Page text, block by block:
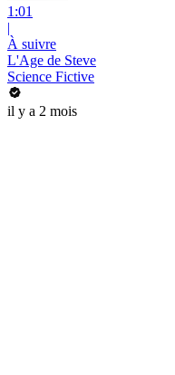
1:01
|
À suivre
L'Age de Steve
Science Fictive
il y a 2 mois